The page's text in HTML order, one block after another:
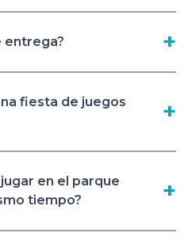
entrega?
fiesta de juegos
en el parque
tiempo?